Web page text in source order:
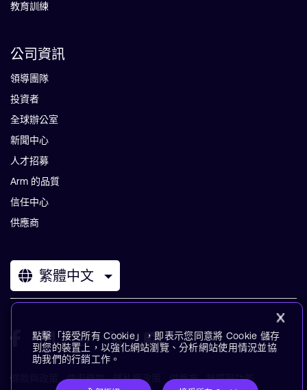
教育訓練
公司資訊
領導團隊
投資者
全球辦公室
新聞中心
人才招募
Arm 的品質
信任中心
供應商
繁體中文
條款與政策 使用條款 隱私權政策 供應商 無障礙功能
點擊「接受所有 Cookie」，即表示您同意將 Cookie 儲存
到您的裝置上，以強化網站瀏覽、分析網站使用情況並協
助我們的行銷工作。